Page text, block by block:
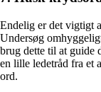
Endelig er det vigtigt
Undersøg
brug dette til at guide
en lille ledetråd fra et
ord.